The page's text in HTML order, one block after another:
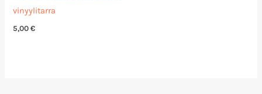
vinyylitarra
5,00€